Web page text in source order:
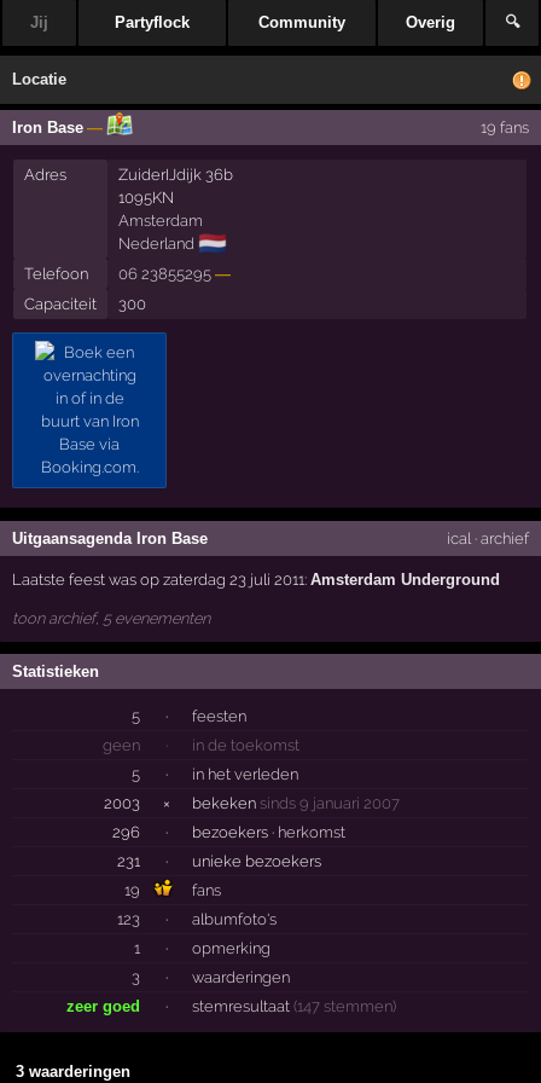
Jij Partyflock Community Overig 🔍
Locatie
Iron Base — 19 fans
Adres
ZuiderIJdijk 36b
1095KN
Amsterdam
Nederland 🇳🇱
Telefoon 06 23855295 —
Capaciteit
300
Uitgaansagenda Iron Base ical · archief
Laatste feest was op zaterdag 23 juli 2011:Amsterdam Underground
toon archief, 5 evenementen
Statistieken
5 ·
feesten
geen
·
in de toekomst
5
·
in het verleden
2003
× bekeken sinds 9 januari 2007
296
· bezoekers · herkomst
231
·
unieke bezoekers
19
fans
123
·
albumfoto's
1
·
opmerking
3
·
waarderingen
zeer goed
· stemresultaat (147 stemmen)
3 waarderingen